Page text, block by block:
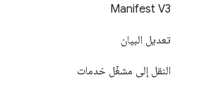
Manifest V3
تعديل البيان
النقل إلى مشغّل خدمات